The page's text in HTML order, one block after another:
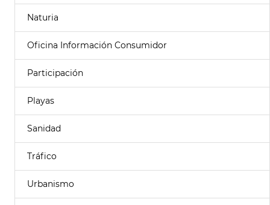
Naturia
Oficina Información Consumidor
Participación
Playas
Sanidad
Tráfico
Urbanismo